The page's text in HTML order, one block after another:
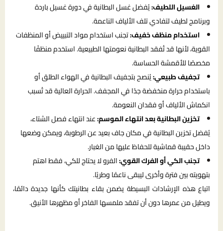
الغسيل اللطيف:يُفضل غسل البطانية في دورة غسيل باردة
وبرنامج لطيف لتفادي تلف الألياف الناعمة.
استخدام منظف خفيف:تجنب استخدام مواد التبييض أو المنظفات
القوية، لأنها قد تُفقد البطانية نعومتها الطبيعية. استخدم منظفًا
مخصصًا للأقمشة الحساسة.
تجفيف طبيعي:يُنصح بتجفيف البطانية في الهواء الطلق أو
باستخدام حرارة منخفضة جدًا في المجفف. الحرارة العالية قد تُسبب
انكماش الألياف أو فقدان النعومة.
تخزين البطانية بعد انتهاء الموسم:عند انتهاء فصل الشتاء،
يُفضل تخزين البطانية في مكان جاف بعيد عن الرطوبة، ويمكن وضعها
داخل حقيبة قماشية للحفاظ عليها من الغبار.
تجنب الكي أو الفرك القوي:الفرو لا يحتاج للكي، فقط اهتم
بتهويته بين فترة وأخرى ليبقى ناعمًا وطريًا.
اتباع هذه الإرشادات البسيطة يضمن بقاء بطانيتك كأنها جديدة دائمًا،
ويطيل من عمرها دون أن تفقد ملمسها الفاخر أو مظهرها الأنيق.